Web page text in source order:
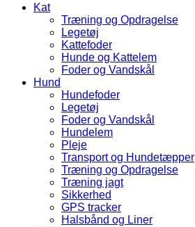
Kat
Træning og Opdragelse
Legetøj
Kattefoder
Hunde og Kattelem
Foder og Vandskål
Hund
Hundefoder
Legetøj
Foder og Vandskål
Hundelem
Pleje
Transport og Hundetæpper
Træning og Opdragelse
Træning jagt
Sikkerhed
GPS tracker
Halsbånd og Liner